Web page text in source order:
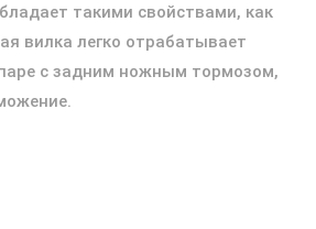
такими свойствами, как
вилка легко отрабатывает
с задним ножным тормозом,